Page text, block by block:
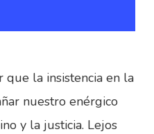
que la insistencia en la
nuestro enérgico
y la justicia. Lejos